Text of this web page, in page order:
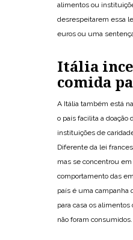
alimentos ou
desrespeitarem essa
euros ou uma
Itália
comida
A Itália também está
o país facilita a doação
instituições de
Diferente da lei
mas se concentrou
comportamento das
país é uma campanha
para casa os
não foram consumidos.